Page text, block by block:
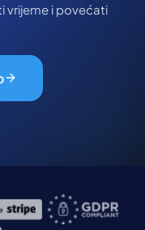
vrijeme i povećati